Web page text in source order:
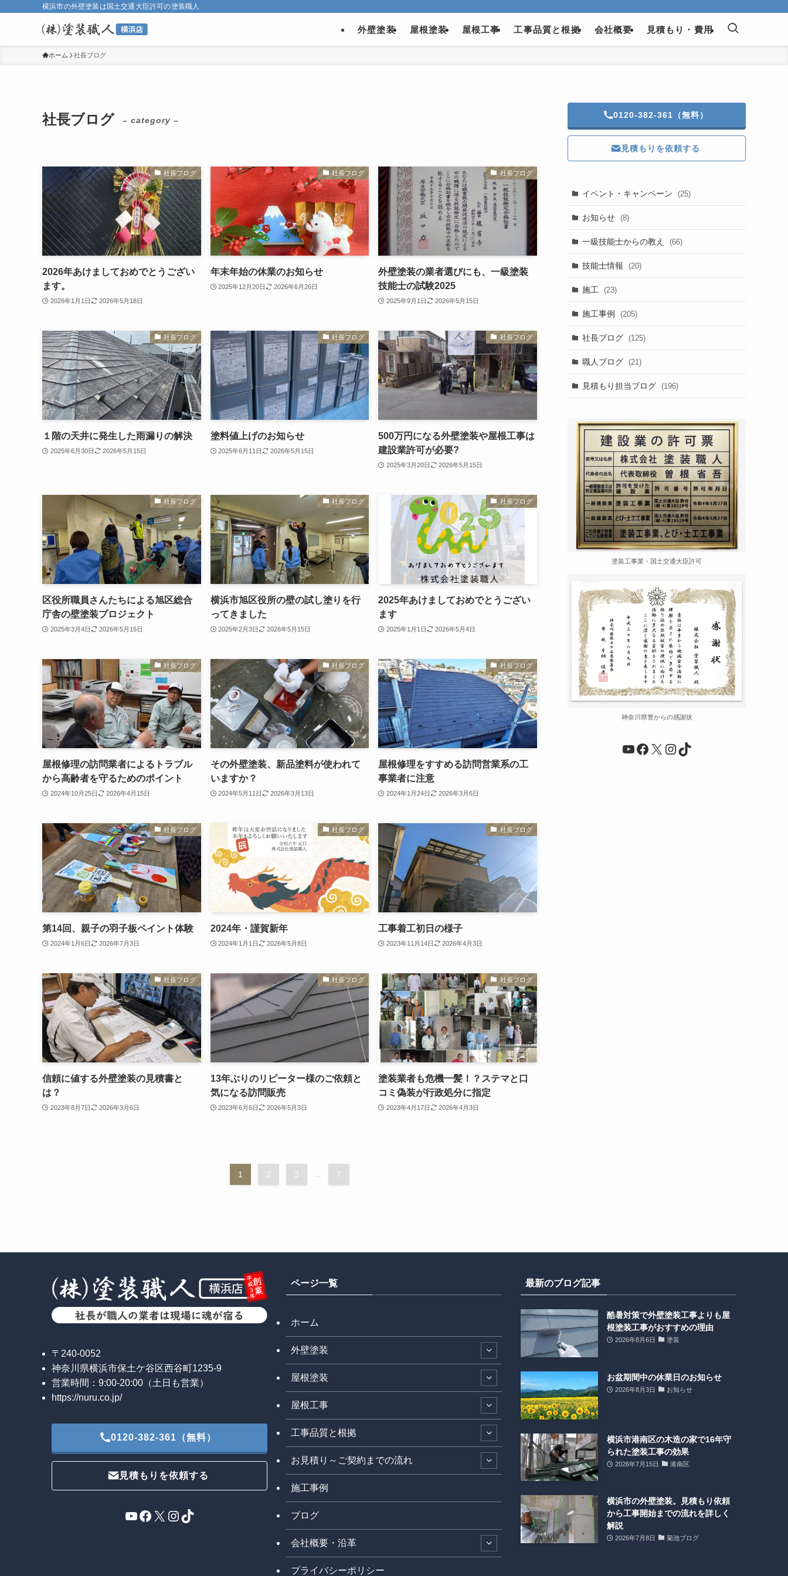
横浜市の外壁塗装は国土交通大臣許可の塗装職人
外壁塗装 屋根塗装 屋根工事 工事品質と根拠 会社概要 見積もり・費用
ホーム 社長ブログ
社長ブログ – category –
社長ブログ
2026年あけましておめでとうござい
ます。
2026年1月1日 2026年5月18日
社長ブログ
年末年始の休業のお知らせ
2025年12月20日 2026年6月26日
社長ブログ
外壁塗装の業者選びにも、一級塗装
技能士の試験2025
2025年9月1日 2026年5月15日
社長ブログ
１階の天井に発生した雨漏りの解決
2025年6月30日 2026年5月15日
社長ブログ
塗料値上げのお知らせ
2025年6月11日 2026年5月15日
社長ブログ
500万円になる外壁塗装や屋根工事は
建設業許可が必要?
2025年3月20日 2026年5月15日
社長ブログ
区役所職員さんたちによる旭区総合
庁舎の壁塗装プロジェクト
2025年3月4日 2026年5月15日
社長ブログ
横浜市旭区役所の壁の試し塗りを行
ってきました
2025年2月3日 2026年5月15日
社長ブログ
2025年あけましておめでとうござい
ます
2025年1月1日 2026年5月4日
社長ブログ
屋根修理の訪問業者によるトラブル
から高齢者を守るためのポイント
2024年10月25日 2026年4月15日
社長ブログ
その外壁塗装、新品塗料が使われて
いますか？
2024年5月11日 2026年3月13日
社長ブログ
屋根修理をすすめる訪問営業系の工
事業者に注意
2024年1月24日 2026年3月6日
社長ブログ
第14回、親子の羽子板ペイント体験
2024年1月6日 2026年7月3日
社長ブログ
2024年・謹賀新年
2024年1月1日 2026年5月8日
社長ブログ
工事着工初日の様子
2023年11月14日 2026年4月3日
社長ブログ
信頼に値する外壁塗装の見積書と
は？
2023年8月7日 2026年3月6日
社長ブログ
13年ぶりのリピーター様のご依頼と
気になる訪問販売
2023年6月6日 2026年5月3日
社長ブログ
塗装業者も危機一髪！？ステマと口
コミ偽装が行政処分に指定
2023年4月17日 2026年4月3日
1 2 3 7
0120-382-361（無料）
見積もりを依頼する
イベント・キャンペーン (25)
お知らせ (8)
一級技能士からの教え (66)
技能士情報 (20)
施工 (23)
施工事例 (205)
社長ブログ (125)
職人ブログ (21)
見積もり担当ブログ (196)
塗装工事業・国土交通大臣許可
神奈川県警からの感謝状
YouTube
Facebook
X Instagram
TikTok
〒240-0052
神奈川県横浜市保土ケ谷区西谷町1235-9
営業時間：9:00-20:00（土日も営業）
https://nuru.co.jp/
0120-382-361（無料）
見積もりを依頼する
YouTube
Facebook
X Instagram
TikTok
ページ一覧
ホーム
外壁塗装
屋根塗装
屋根工事
工事品質と根拠
お見積り～ご契約までの流れ
施工事例
ブログ
会社概要・沿革
プライバシーポリシー
最新のブログ記事
酷暑対策で外壁塗装工事よりも屋
根塗装工事がおすすめの理由
2026年8月6日 塗装
お盆期間中の休業日のお知らせ
2026年8月3日 お知らせ
横浜市港南区の木造の家で16年守
られた塗装工事の効果
2026年7月15日 港南区
横浜市の外壁塗装。見積もり依頼
から工事開始までの流れを詳しく
解説
2026年7月8日 菊池ブログ